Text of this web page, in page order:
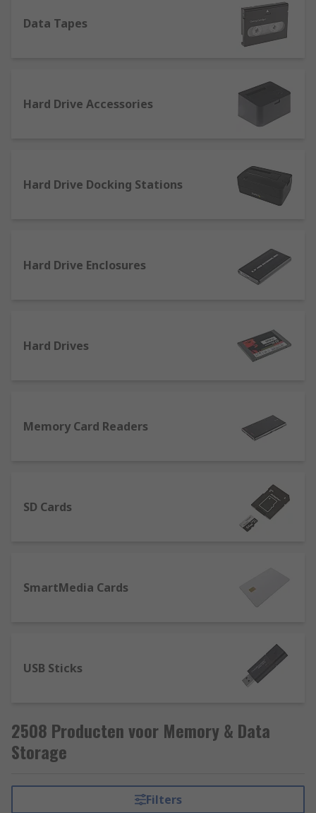
Nas Drives, SD Cards
Data Tapes
Hard Drive Accessories
Hard Drive Docking Stations
Hard Drive Enclosures
Hard Drives
Memory Card Readers
SD Cards
SmartMedia Cards
USB Sticks
2508 Producten voor Memory & Data
Storage
Filters